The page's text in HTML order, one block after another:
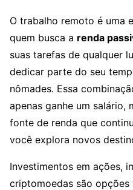
O trabalho remoto é uma
quem busca a renda
suas tarefas de qualquer
dedicar parte do seu
nômades. Essa
apenas ganhe um salário,
fonte de renda que
você explora novos
Investimentos em ações,
criptomoedas são opções